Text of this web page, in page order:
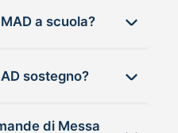
Chi può inviare una MAD a scuola?
sostegno?
di Messa